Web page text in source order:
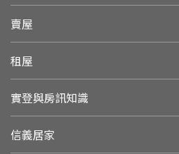
賣屋
租屋
實登與房訊知識
信義居家